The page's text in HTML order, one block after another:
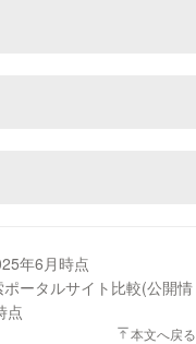
年6月時点
ータルサイト比較(公開情
点
本文へ戻る